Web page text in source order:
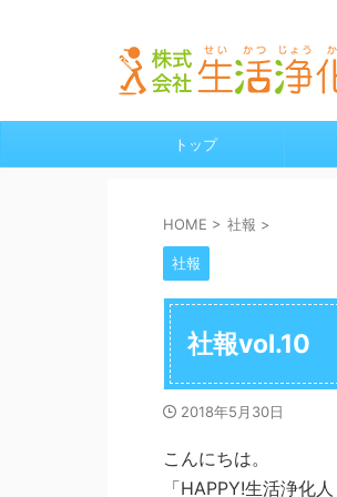
トップ
HOME > 社報 >
社報
社報vol.10
2018年5月30日
こんにちは。
「HAPPY!生活浄化